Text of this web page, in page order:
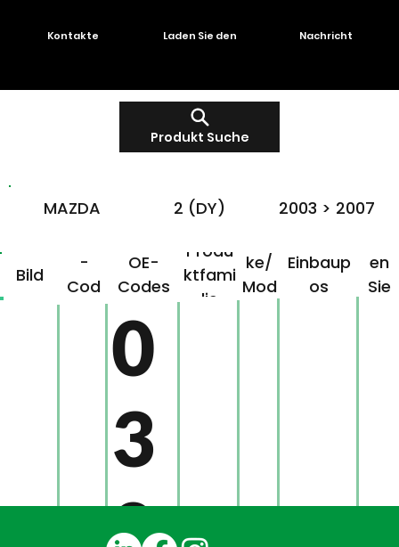
Produkt Suche
Kontakte Laden Sie den Nachricht
Bild
-
Cod
OE-
Codes
Produ
ktfami
lie
ke/
Mod
Einbaup
os
en
Sie
0
3
0
MAZDA 2 (DY) 2003 > 2007